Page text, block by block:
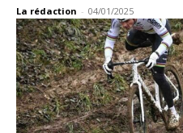
La rédaction - 04/01/2025